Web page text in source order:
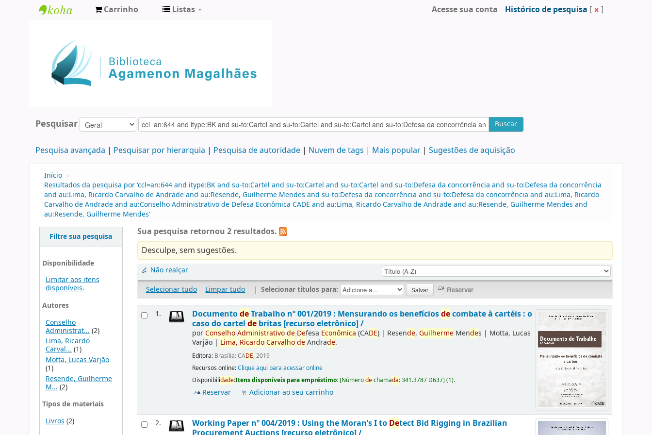
Agamenon
Magalhães
Carrinho Listas Acesse sua conta Histórico de pesquisa [ x ]
Pesquisar Buscar
Pesquisa avançada Pesquisar por hierarquia Pesquisa de autoridade Nuvem de tags Mais popular Sugestões de aquisição
Início ›
Resultados da pesquisa por 'ccl=an:644 and itype:BK and su-to:Cartel and su-to:Cartel and su-to:Cartel and su-to:Defesa da concorrência and su-to:Defesa da concorrência
and au:Lima, Ricardo Carvalho de Andrade and au:Resende, Guilherme Mendes and su-to:Defesa da concorrência and su-to:Defesa da concorrência and au:Lima, Ricardo
Carvalho de Andrade and au:Conselho Administrativo de Defesa Econômica CADE and au:Lima, Ricardo Carvalho de Andrade and au:Resende, Guilherme Mendes and
au:Resende, Guilherme Mendes'
Filtre sua pesquisa
Disponibilidade
Limitar aos itens
disponíveis.
Autores
Conselho
Administrat... (2)
Lima, Ricardo
Carval...(1)
Motta, Lucas Varjão
(1)
Resende, Guilherme
M... (2)
Tipos de materiais
Livros (2)
Sua pesquisa retornou 2 resultados.
Desculpe, sem sugestões.
Não realçar
Selecionar tudo
Limpar tudo | Selecionar títulos para:
1. DocumentodeTrabalho nº 001/2019 : Mensurando os benefíciosdecombate à cartéis : o
caso do cartelde britas [recurso eletrônico] /
porConselhoAdministrativode Defesa Econômica (CADE) | Resende,Guilherme Mendes | Motta, Lucas
Varjão | Lima, RicardoCarvalhodeAndrade.
Editora: Brasília: CADE, 2019
Recursos online:Clique aqui para acessar online
Disponibilidade:Itens disponíveis para empréstimo: [Númerodechamada:341.3787 D637](1).
Reservar Adicionar ao seu carrinho
2. Working Paper nº 004/2019 : Using the Moran’s I to Detect Bid Rigging in Brazilian